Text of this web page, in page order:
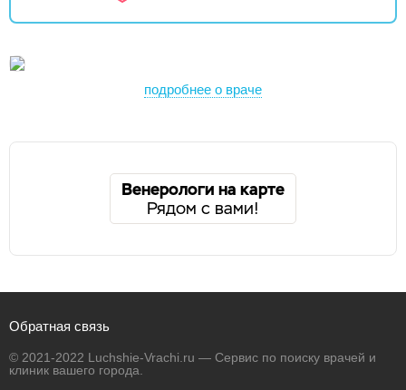
подробнее о враче
Венерологи на карте
Рядом с вами!
Обратная связь
© 2021-2022 Luchshie-Vrachi.ru — Сервис по поиску врачей и
клиник вашего города.